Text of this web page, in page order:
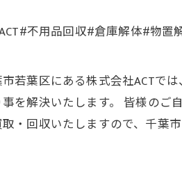
不用品回収#倉庫解体#物
若葉区にある株式会社ACTで
を解決いたします。 皆様のご
・回収いたしますので、千葉